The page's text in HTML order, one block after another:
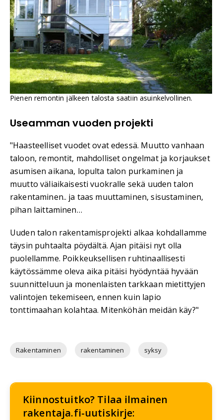
Pienen remontin jälkeen talosta saatiin asuinkelvollinen.
Useamman vuoden projekti
"Haasteelliset vuodet ovat edessä. Muutto vanhaan
taloon, remontit, mahdolliset ongelmat ja korjaukset
asumisen aikana, lopulta talon purkaminen ja
muutto väliaikaisesti vuokralle sekä uuden talon
rakentaminen.. ja taas muuttaminen, sisustaminen,
pihan laittaminen…
Uuden talon rakentamisprojekti alkaa kohdallamme
täysin puhtaalta pöydältä. Ajan pitäisi nyt olla
puolellamme. Poikkeuksellisen ruhtinaallisesti
käytössämme oleva aika pitäisi hyödyntää hyvään
suunnitteluun ja monenlaisten tarkkaan mietittyjen
valintojen tekemiseen, ennen kuin lapio
tonttimaahan kolahtaa. Mitenköhän meidän käy?"
Rakentaminen rakentaminen syksy
Kiinnostuitko? Tilaa ilmainen
rakentaja.fi-uutiskirje: